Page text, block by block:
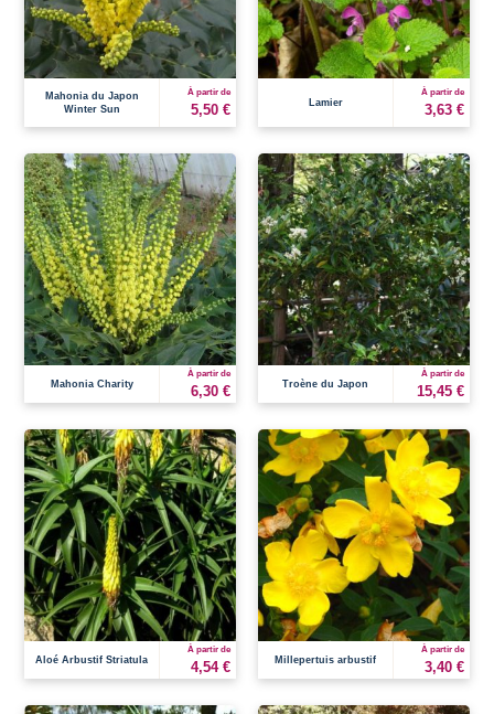
Mahonia du Japon
Winter Sun
À partir de
5,50 € Lamier
À partir de
3,63 €
Mahonia Charity
À partir de
6,30 € Troène du Japon
À partir de
15,45 €
Aloé Arbustif Striatula
À partir de
4,54 € Millepertuis arbustif
À partir de
3,40 €